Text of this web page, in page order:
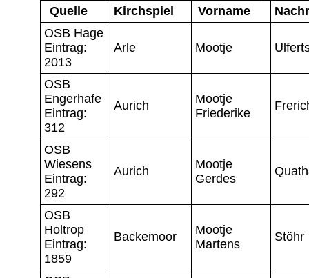
Quelle
Kirchspiel Vorname
OSB Hage
Eintrag:
2013
Arle Mootje
OSB
Engerhafe
Eintrag:
312
Aurich
Mootje
Friederike
OSB
Wiesens
Eintrag:
292
Aurich
Mootje
Gerdes
OSB
Holtrop
Eintrag:
1859
Backemoor
Mootje
Martens
Stöhr